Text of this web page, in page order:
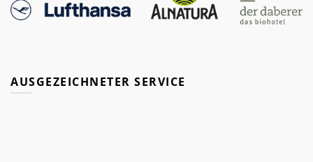
AUSGEZEICHNETER SERVICE